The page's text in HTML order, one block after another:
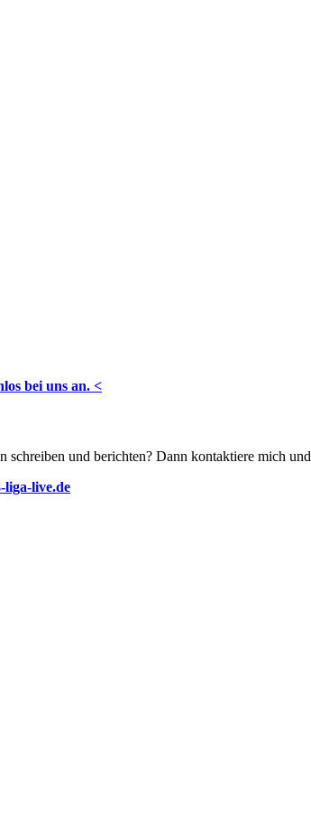
bei uns an. <
und berichten? Dann kontaktiere mich
liga-live.de